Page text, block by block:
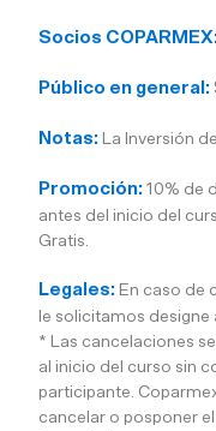
Socios
Público en general:
Notas: La Inversión
Promoción: 10% de
antes del inicio del
Gratis.
Legales: En caso de
le solicitamos designe
* Las cancelaciones
al inicio del curso sin
participante.
cancelar o posponer